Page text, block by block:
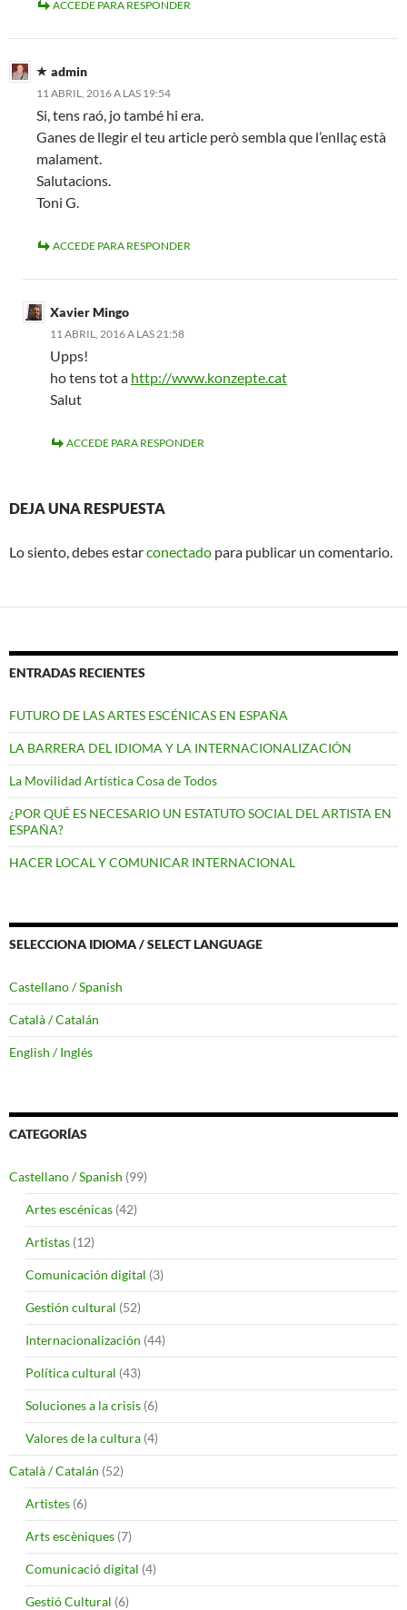
ACCEDE PARA RESPONDER
admin
11 ABRIL, 2016 A LAS 19:54
Si, tens raó, jo també hi era.
Ganes de llegir el teu article però sembla que l’enllaç està
malament.
Salutacions.
Toni G.
ACCEDE PARA RESPONDER
Xavier Mingo
11 ABRIL, 2016 A LAS 21:58
Upps!
ho tens tot a http://www.konzepte.cat
Salut
ACCEDE PARA RESPONDER
DEJA UNA RESPUESTA
Lo siento, debes estarconectado para publicar un comentario.
ENTRADAS RECIENTES
FUTURO DE LAS ARTES ESCÉNICAS EN ESPAÑA
LA BARRERA DEL IDIOMA Y LA INTERNACIONALIZACIÓN
La Movilidad Artística Cosa de Todos
¿POR QUÉ ES NECESARIO UN ESTATUTO SOCIAL DEL ARTISTA EN
ESPAÑA?
HACER LOCAL Y COMUNICAR INTERNACIONAL
SELECCIONA IDIOMA / SELECT LANGUAGE
Castellano / Spanish
Català / Catalán
English / Inglés
CATEGORÍAS
Castellano / Spanish (99)
Artes escénicas (42)
Artistas (12)
Comunicación digital (3)
Gestión cultural (52)
Internacionalización (44)
Política cultural (43)
Soluciones a la crisis (6)
Valores de la cultura (4)
Català / Catalán (52)
Artistes (6)
Arts escèniques (7)
Comunicació digital (4)
Gestió Cultural (6)